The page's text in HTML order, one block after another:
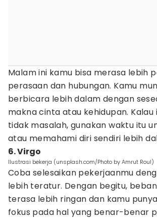
Malam ini kamu bisa merasa lebih
perasaan dan hubungan. Kamu
berbicara lebih dalam dengan
makna cinta atau kehidupan. Kalau
tidak masalah, gunakan waktu itu
atau memahami diri sendiri lebih
6. Virgo
Ilustrasi bekerja (unsplash.com/Photo by Amrut Roul)
Coba selesaikan pekerjaanmu
lebih teratur. Dengan begitu,
terasa lebih ringan dan kamu
fokus pada hal yang benar-benar